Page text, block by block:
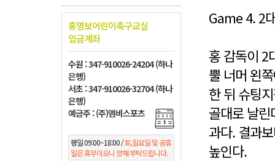
홍명보어린이축구교실
입금계좌
수원 : 347-910026-24204 (하나
은행)
서초 : 347-910026-32704 (하나
은행)
예금주 : (주)엠비스포츠
평일 09:00~18:00 /토,일요일 및 공휴
일은 휴무이오니 양해 부탁드립니다.
Game 4. 2
홍 감독이 2
뿔 너머 왼
한 뒤 슈팅
골대로 날린
과다. 결과
높인다.